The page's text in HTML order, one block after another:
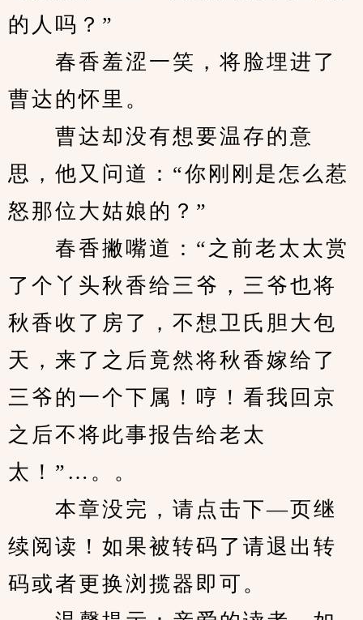
的人吗？”
春香羞涩一笑，将脸埋进了
曹达的怀里。
曹达却没有想要温存的意
思，他又问道：“你刚刚是怎么惹
怒那位大姑娘的？”
春香撇嘴道：“之前老太太赏
了个丫头秋香给三爷，三爷也将
秋香收了房了，不想卫氏胆大包
天，来了之后竟然将秋香嫁给了
三爷的一个下属！哼！看我回京
之后不将此事报告给老太
太！”…。。
本章没完，请点击下—页继
续阅读！如果被转码了请退出转
码或者更换浏揽器即可。